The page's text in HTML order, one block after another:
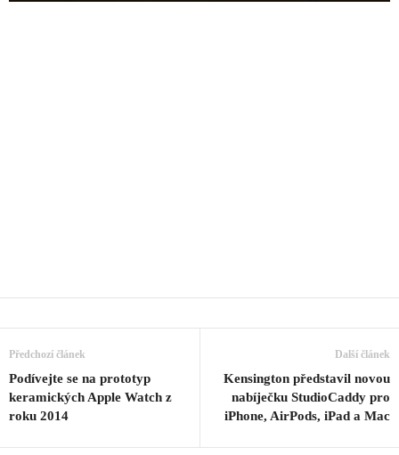
Předchozí článek
Podívejte se na prototyp
keramických Apple Watch z
roku 2014
Další článek
Kensington představil novou
nabíječku StudioCaddy pro
iPhone, AirPods, iPad a Mac